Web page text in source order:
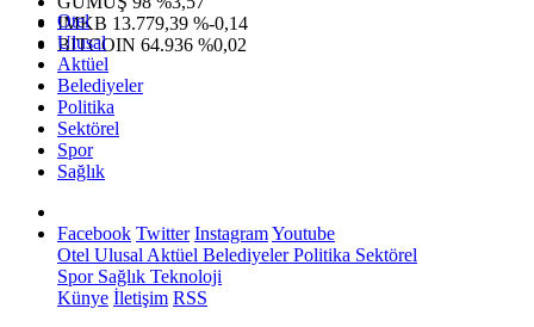
IMKB 13.779,39 %-0,14
BITCOIN 64.936 %0,02
Otel
Ulusal
Aktüel
Belediyeler
Politika
Sektörel
Spor
Sağlık
Facebook Twitter InstagramYoutube
Otel Ulusal Aktüel BelediyelerPolitika Sektörel
SporSağlık Teknoloji
Künye İletişim RSS